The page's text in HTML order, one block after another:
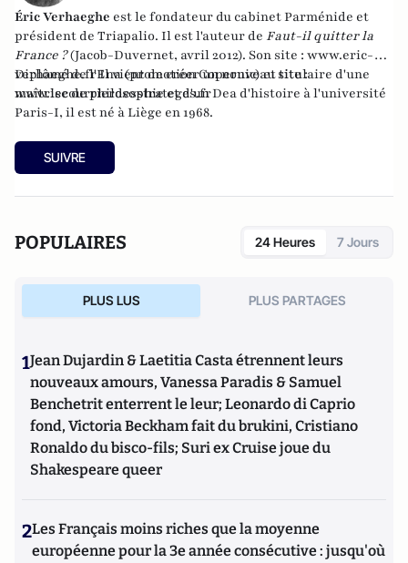
Éric Verhaeghe est le fondateur du cabinet Parménide et
président de Triapalio. Il est l'auteur de Faut-il quitter la
France ?(Jacob-Duvernet, avril 2012). Son site : www.eric-
verhaeghe.frIl vient de créer un nouveau site :
www.lecourrierdesstrateges.fr
Diplômé de l'Ena (promotion Copernic) et titulaire d'une
maîtrise de philosophie et d'un Dea d'histoire à l'université
Paris-I, il est né à Liège en 1968.
SUIVRE
POPULAIRES 24 Heures 7 Jours
PLUS LUS PLUS PARTAGES
1Jean Dujardin & Laetitia Casta étrennent leurs
nouveaux amours, Vanessa Paradis & Samuel
Benchetrit enterrent le leur; Leonardo di Caprio
fond, Victoria Beckham fait du brukini, Cristiano
Ronaldo du bisco-fils; Suri ex Cruise joue du
Shakespeare queer
2Les Français moins riches que la moyenne
européenne pour la 3e année consécutive : jusqu'où